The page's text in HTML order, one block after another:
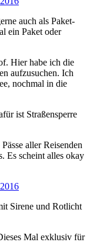
auch als Paket-
ein Paket oder
Hier habe ich die
aufzusuchen. Ich
nochmal in die
ist Straßensperre
aller Reisenden
Es scheint alles okay
Sirene und Rotlicht
Mal exklusiv für